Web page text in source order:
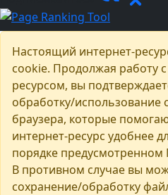
Настоящий интернет-
cookie. Продолжая работу
ресурсом, вы
обработку/использование
браузера, которые
интернет-ресурс удобнее
порядке
В противном случае вы
сохранение/обработку